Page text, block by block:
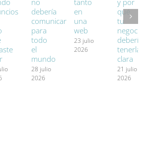
no
debería
comunicar
para
todo
el
mundo
28 julio
2026
tanto
en
una
web
23 julio
2026
y por
qué
tu
negocio
debería
tenerla
clara
21 julio
2026